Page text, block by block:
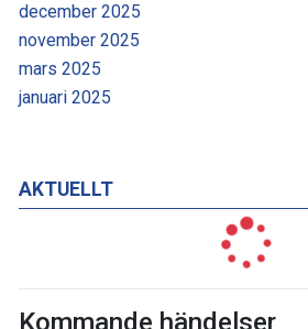
december 2025
november 2025
mars 2025
januari 2025
AKTUELLT
Kommande händelser